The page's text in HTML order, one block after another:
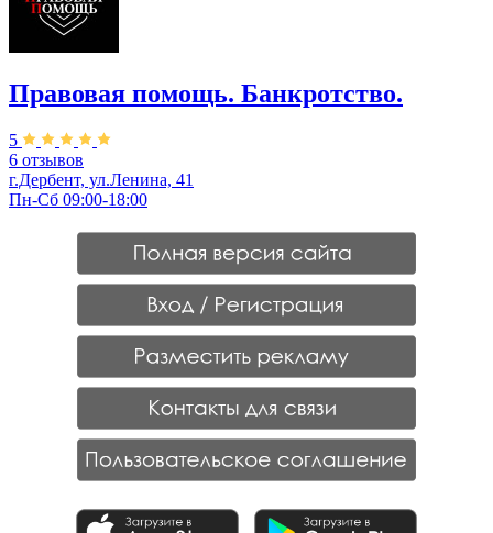
Правовая помощь. Банкротство.
5
6 отзывов
г.Дербент, ул.Ленина, 41
Пн-Сб 09:00-18:00